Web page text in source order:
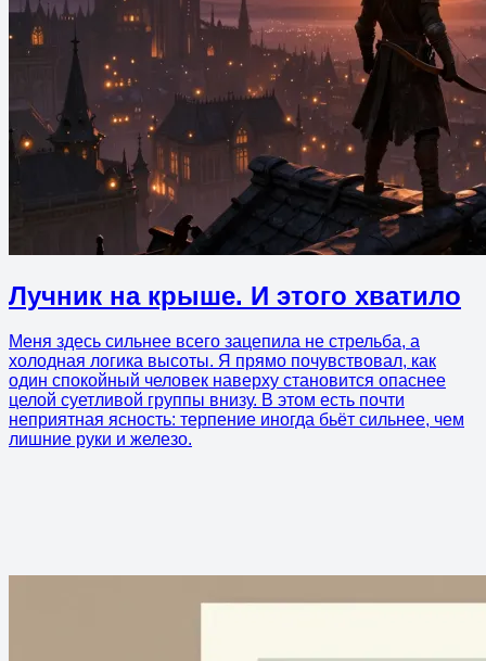
Лучник на крыше. И этого хватило
Меня здесь сильнее всего зацепила не стрельба, а
холодная логика высоты. Я прямо почувствовал, как
один спокойный человек наверху становится опаснее
целой суетливой группы внизу. В этом есть почти
неприятная ясность: терпение иногда бьёт сильнее, чем
лишние руки и железо.